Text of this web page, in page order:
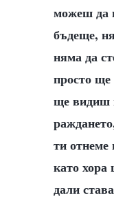
можеш да
бъдеще,
няма да
просто ще
ще видиш
ти отнеме
като хора
дали